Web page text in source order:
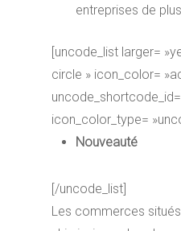
entreprises de
[uncode_list larger=
circle » icon_color=
icon_color_type=
Nouveauté
[/uncode_list]
Les commerces